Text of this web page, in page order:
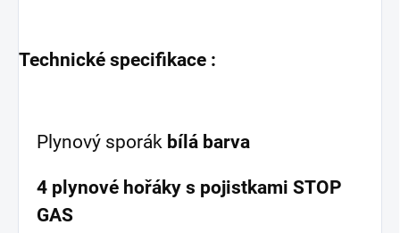
Technické specifikace :
Plynový sporák bílá barva
4 plynové hořáky s pojistkami STOP
GAS